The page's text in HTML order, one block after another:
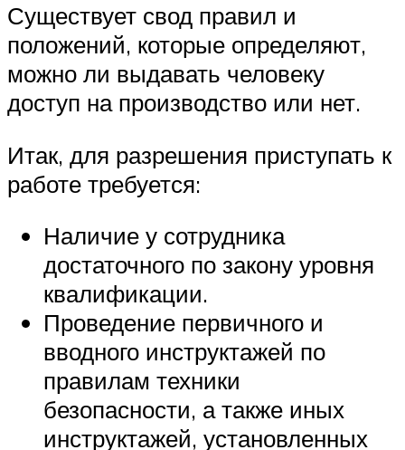
Существует свод правил и
положений, которые определяют,
можно ли выдавать человеку
доступ на производство или нет.
Итак, для разрешения приступать к
работе требуется:
Наличие у сотрудника
достаточного по закону уровня
квалификации.
Проведение первичного и
вводного инструктажей по
правилам техники
безопасности, а также иных
инструктажей, установленных